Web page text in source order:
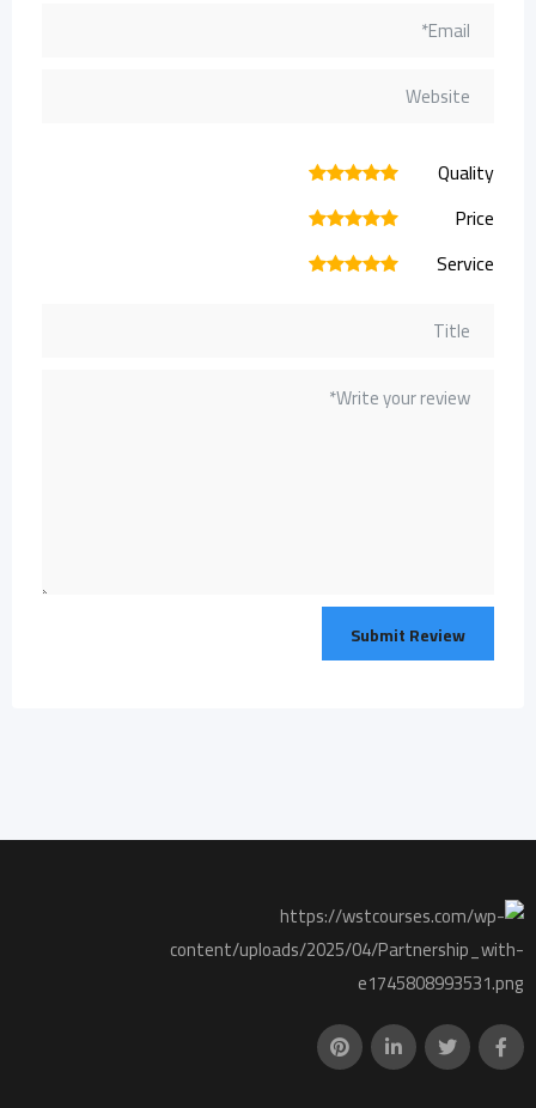
Quality
5
4
3
2
Price
5
4
3
2
Service
5
4
3
2